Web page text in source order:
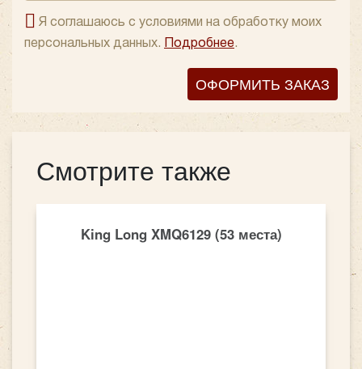
Я соглашаюсь с условиями на обработку моих
персональных данных.
Подробнее.
ОФОРМИТЬ ЗАКАЗ
Смотрите также
King Long XMQ6129 (53 места)